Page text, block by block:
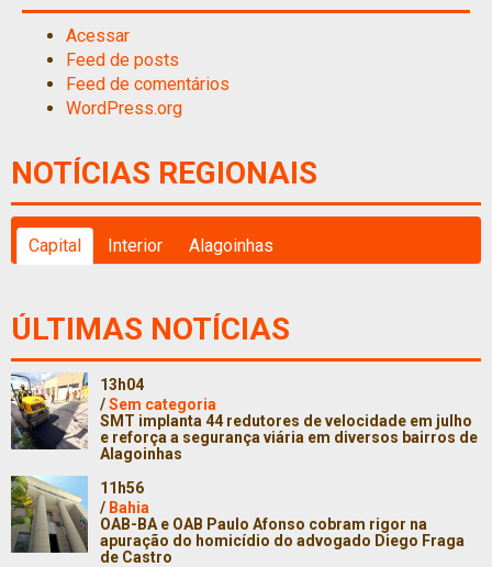
Acessar
Feed de posts
Feed de comentários
WordPress.org
NOTÍCIAS REGIONAIS
Capital Interior Alagoinhas
ÚLTIMAS NOTÍCIAS
13h04
/Sem categoria
SMT implanta 44 redutores de velocidade em julho
e reforça a segurança viária em diversos bairros de
Alagoinhas
11h56
/ Bahia
OAB-BA e OAB Paulo Afonso cobram rigor na
apuração do homicídio do advogado Diego Fraga
de Castro